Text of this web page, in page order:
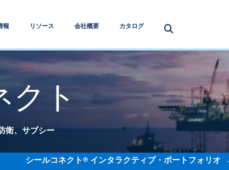
報 リソース 会社概要 カタログ
クト
衛、サブシー
シールコネクト® インタラクティブ・ポートフォリオ